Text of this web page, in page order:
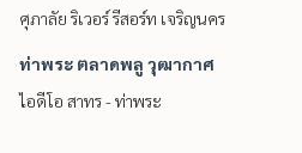
ศุภาลัย ริเวอร์ รีสอร์ท เจริญนคร
ท่าพระ ตลาดพลู วุฒากาศ
ไอดีโอ สาทร - ท่าพระ